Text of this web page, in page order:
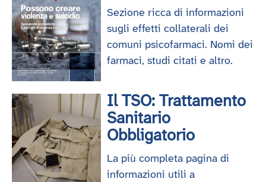
Sezione ricca di informazioni
sugli effetti collaterali dei
comuni psicofarmaci. Nomi dei
farmaci, studi citati e altro.
Il TSO: Trattamento
Sanitario
Obbligatorio
La più completa pagina di
informazioni utili a